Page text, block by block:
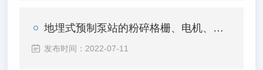
地埋式预制泵站的粉碎格栅、电机、电缆连接说明
发布时间：2022-07-11